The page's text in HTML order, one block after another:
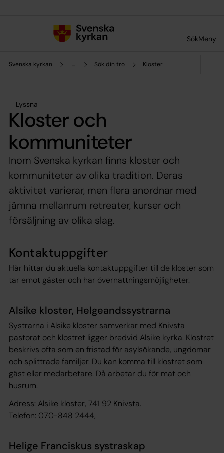
SökMeny
Svenska kyrkan ... Sök din tro Kloster
Lyssna
Kloster och
kommuniteter
Inom Svenska kyrkan finns kloster och
kommuniteter av olika tradition. Deras
aktivitet varierar, men flera anordnar med
jämna mellanrum retreater, kurser och
försäljning av olika slag.
Kontaktuppgifter
Här hittar du aktuella kontaktuppgifter till de kloster som
tar emot gäster och har övernattningsmöjligheter.
Alsike kloster, Helgeandssystrarna
Systrarna i Alsike kloster samverkar med Knivsta
pastorat och klostret ligger bredvid Alsike kyrka. Klostret
beskrivs ofta som en fristad för asylsökande, ungdomar
och splittrade familjer. Du kan komma till klostret som
gäst eller medarbetare. Då arbetar du för mat och
husrum.
Adress: Alsike kloster, 741 92 Knivsta.
Telefon: 070-848 2444,
Helige Franciskus systraskap